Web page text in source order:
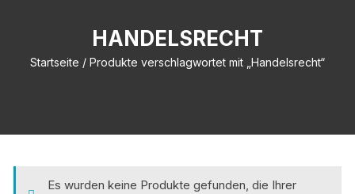
HANDELSRECHT
Startseite / Produkte verschlagwortet mit „Handelsrecht“
Es wurden keine Produkte gefunden, die Ihrer